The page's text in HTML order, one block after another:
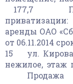
177,7
аренды ОАО
от 06.11.2014
15 ул.
нежилое,
Продажа